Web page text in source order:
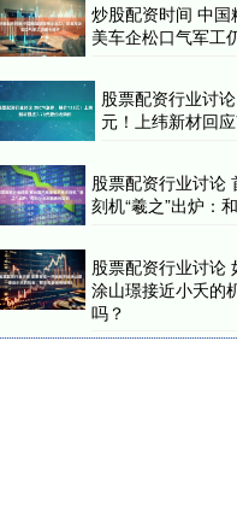
炒股配资时间 中
美车企松口气军工
股票配资行业讨
元！上纬新材回
股票配资行业讨论
刻机“羲之”出炉：
股票配资行业讨论
涂山璟接近小夭的
吗？